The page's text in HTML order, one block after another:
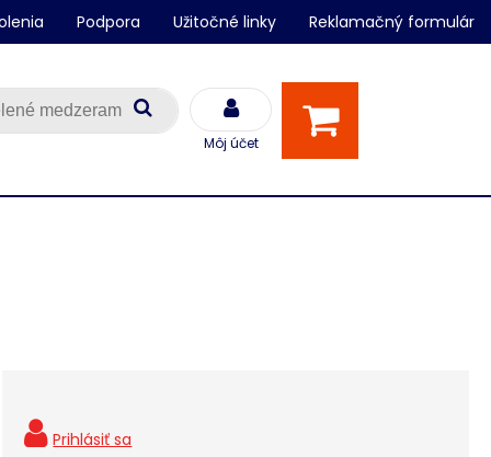
Môj účet
Podpora Užitočné linky Reklamačný formulár